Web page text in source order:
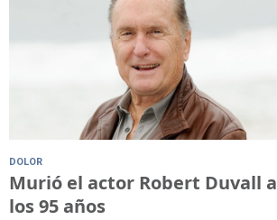
DOLOR
Murió el actor Robert Duvall a
los 95 años